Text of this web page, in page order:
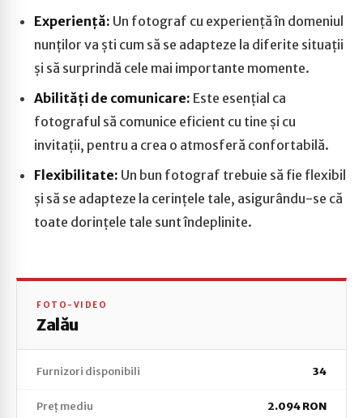
Experiență: Un fotograf cu experiență în domeniul
nunților va ști cum să se adapteze la diferite situații
și să surprindă cele mai importante momente.
Abilități de comunicare: Este esențial ca
fotograful să comunice eficient cu tine și cu
invitații, pentru a crea o atmosferă confortabilă.
Flexibilitate: Un bun fotograf trebuie să fie flexibil
și să se adapteze la cerințele tale, asigurându-se că
toate dorințele tale sunt îndeplinite.
FOTO-VIDEO
Zalău
Furnizori disponibili 34
Preț mediu 2.094 RON